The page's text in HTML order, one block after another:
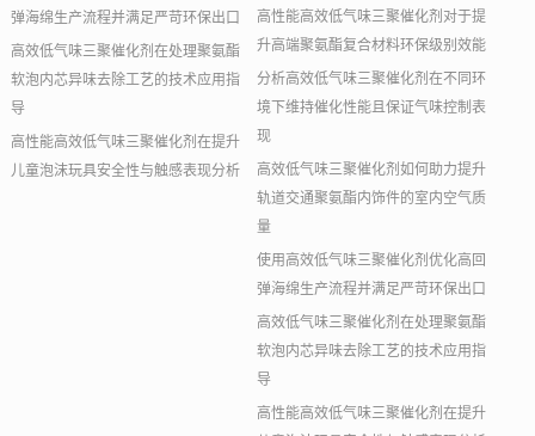
弹海绵生产流程并满足严苛环保出口
高效低气味三聚催化剂在处理聚氨酯
软泡内芯异味去除工艺的技术应用指
导
高性能高效低气味三聚催化剂在提升
儿童泡沫玩具安全性与触感表现分析
高性能高效低气味三聚催化剂对于提
升高端聚氨酯复合材料环保级别效能
分析高效低气味三聚催化剂在不同环
境下维持催化性能且保证气味控制表
现
高效低气味三聚催化剂如何助力提升
轨道交通聚氨酯内饰件的室内空气质
量
使用高效低气味三聚催化剂优化高回
弹海绵生产流程并满足严苛环保出口
高效低气味三聚催化剂在处理聚氨酯
软泡内芯异味去除工艺的技术应用指
导
高性能高效低气味三聚催化剂在提升